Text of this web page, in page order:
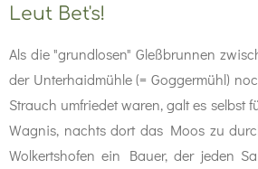
Leut Bet's!
Als die "grundlosen" Gleßbrunnen
der Unterhaidmühle (= Goggermühl)
Strauch umfriedet waren, galt es selbst
Wagnis, nachts dort das Moos zu
Wolkertshofen ein Bauer, der jeden